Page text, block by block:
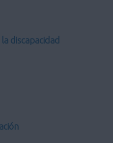
discapacidad